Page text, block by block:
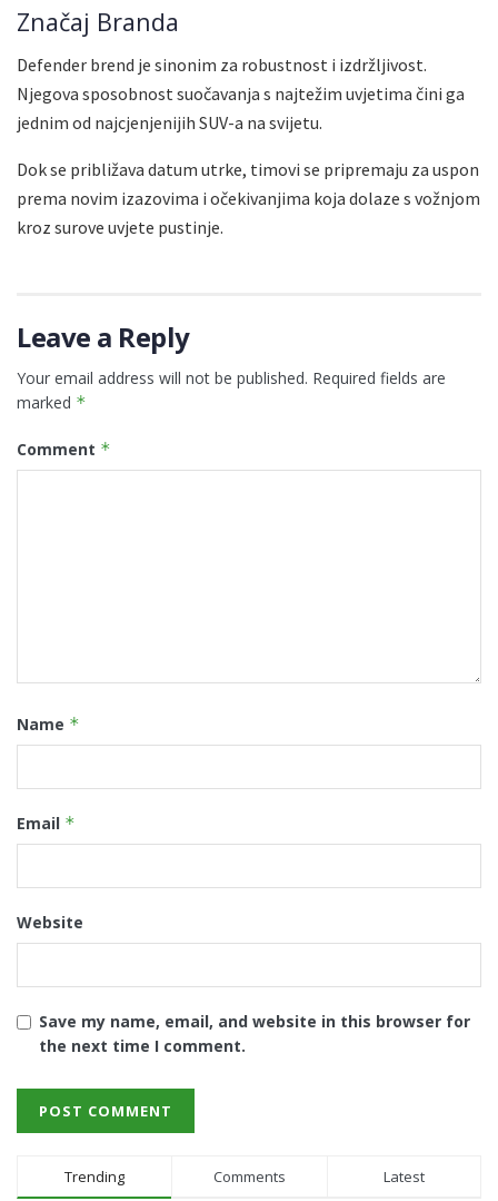
Značaj Branda
Defender brend je sinonim za robustnost i izdržljivost.
Njegova sposobnost suočavanja s najtežim uvjetima čini ga
jednim od najcjenjenijih SUV-a na svijetu.
Dok se približava datum utrke, timovi se pripremaju za uspon
prema novim izazovima i očekivanjima koja dolaze s vožnjom
kroz surove uvjete pustinje.
Leave a Reply
Your email address will not be published. Required fields are
marked *
Comment *
Name *
Email *
Website
Save my name, email, and website in this browser for
the next time I comment.
Trending Comments Latest